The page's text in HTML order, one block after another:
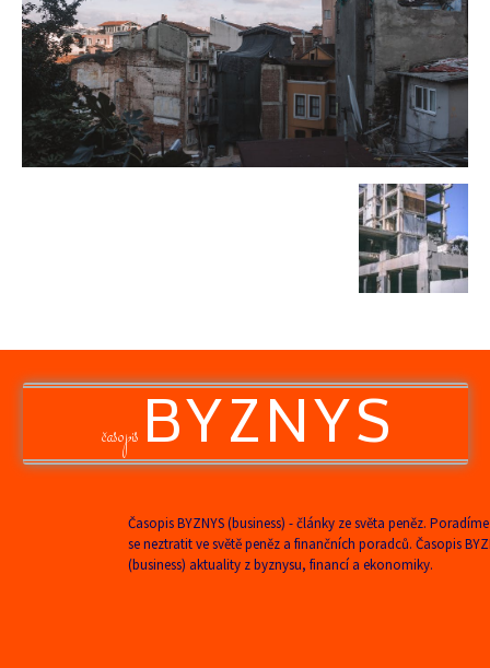
časopisBYZNYS
Časopis BYZNYS (business) - články ze světa peněz.
se neztratit ve světě peněz a finančních poradců. Časopis
(business) aktuality z byznysu, financí a ekonomiky.